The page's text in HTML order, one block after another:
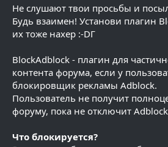
Не слушают твои просьбы и
Будь взаимен! Установи плагин
их тоже нахер :-DГ
BlockAdblock - плагин для
контента форума, если у
блокировщик рекламы Adblock.
Пользователь не получит
форуму, пока не отключит
Что блокируется?